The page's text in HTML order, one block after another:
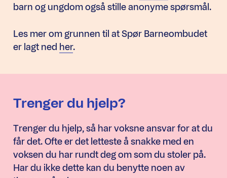
barn og ungdom også stille anonyme spørsmål.
Les mer om grunnen til at Spør Barneombudet
er lagt ned her.
Trenger du hjelp?
Trenger du hjelp, så har voksne ansvar for at du
får det. Ofte er det letteste å snakke med en
voksen du har rundt deg om som du stoler på.
Har du ikke dette kan du benytte noen av